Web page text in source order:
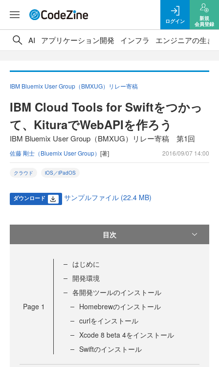
ログイン
新規
会員登録
AI アプリケーション開発 インフラ エンジニアの生き
IBM Bluemix User Group（BMXUG）リレー寄稿
IBM Cloud Tools for Swiftをつかっ
て、KituraでWebAPIを作ろう
IBM Bluemix User Group（BMXUG）リレー寄稿 第1回
佐藤 剛士（Bluemix User Group） [著] 2016/09/07 14:00
クラウド iOS／iPadOS
ダウンロード サンプルファイル (22.4 MB)
目次
Page 1
はじめに
開発環境
各開発ツールのインストール
Homebrewのインストール
curlをインストール
Xcode 8 beta 4をインストール
Swiftのインストール